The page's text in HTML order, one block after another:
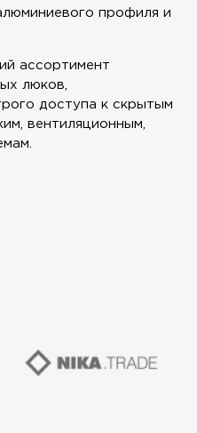
профиля и
ассортимент
люков,
доступа к скрытым
вентиляционным,